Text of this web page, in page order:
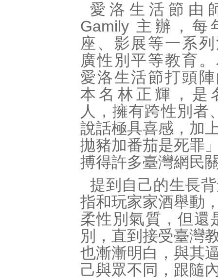
愛洛生活節由
Gamily 主辦，每
座、影展等一系
廣性別平等教育
愛洛生活節打頭
本名林正輝，是
人，擁有跨性別者
說話極具喜感，加
拋豬加番茄是死罪
搏得許多臺灣網民
提到自己的生長
指和玩家家酒舉動
柔性別氣質，但還
別，直到接受臺灣
也漸漸明白，與其
己與眾不同，跟隨